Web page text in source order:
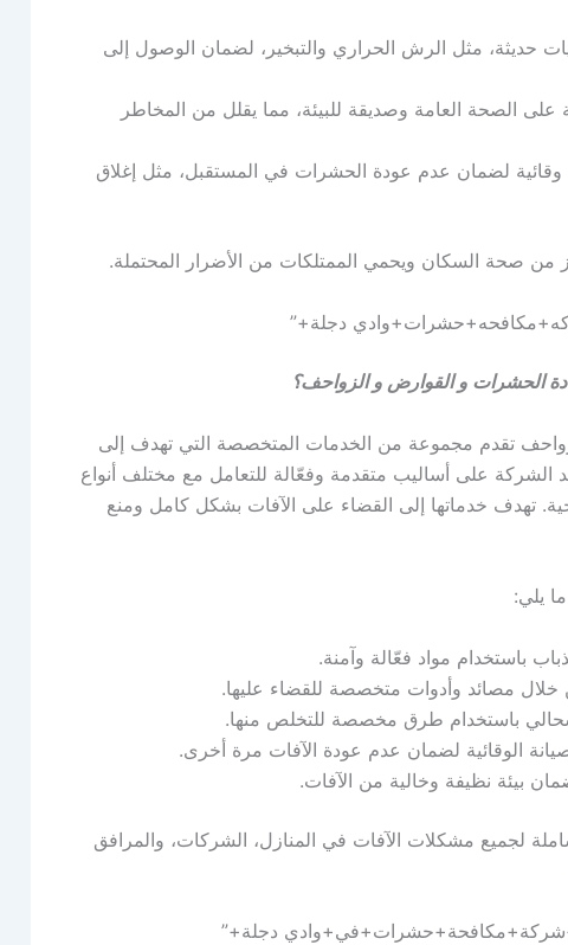
حديثة، مثل الرش الحراري والتبخير، لضمان الوصول إلى
الصحة العامة وصديقة للبيئة، مما يقلل من المخاطر
وقائية لضمان عدم عودة الحشرات في المستقبل، مثل إغلاق
من صحة السكان ويحمي الممتلكات من الأضرار المحتملة.
الحشرات و القوارض و الزواحف؟
تقدم مجموعة من الخدمات المتخصصة التي تهدف إلى
على أساليب متقدمة وفعّالة للتعامل مع مختلف أنواع
تهدف خدماتها إلى القضاء على الآفات بشكل كامل ومنع
يلي:
باستخدام مواد فعّالة وآمنة.
خلال مصائد وأدوات متخصصة للقضاء عليها.
باستخدام طرق مخصصة للتخلص منها.
الوقائية لضمان عدم عودة الآفات مرة أخرى.
بيئة نظيفة وخالية من الآفات.
لجميع مشكلات الآفات في المنازل، الشركات، والمرافق